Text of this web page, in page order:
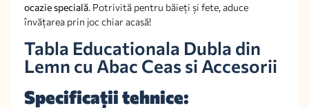
ocazie specială. Potrivită pentru băieți și fete, aduce
învățarea prin joc chiar acasă!
Tabla Educationala Dubla din
Lemn cu Abac Ceas si Accesorii
Specificații tehnice: